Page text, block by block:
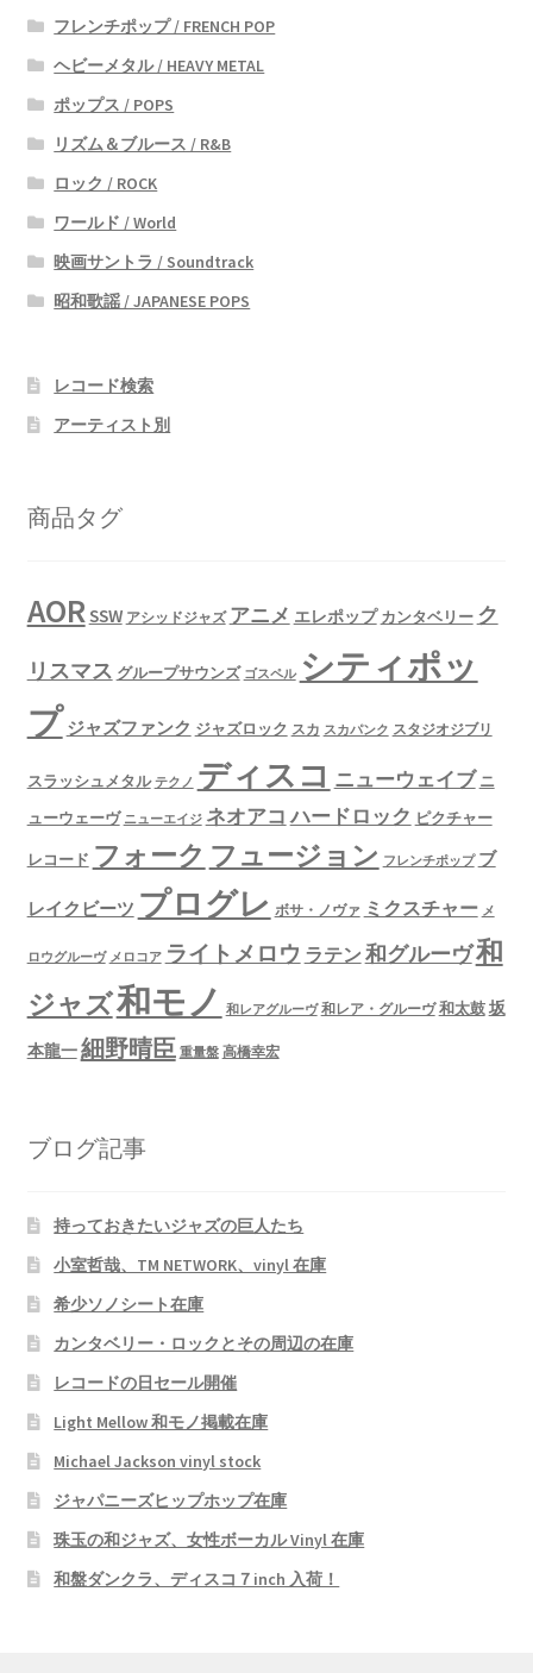
フレンチポップ / FRENCH POP
ヘビーメタル / HEAVY METAL
ポップス / POPS
リズム＆ブルース / R&B
ロック / ROCK
ワールド / World
映画サントラ / Soundtrack
昭和歌謡 / JAPANESE POPS
レコード検索
アーティスト別
商品タグ
AORSSW アシッドジャズ アニメ エレポップ カンタベリー ク
リスマス グループサウンズ ゴスペル シティポッ
プ ジャズファンク ジャズロック スカ スカパンク スタジオジブリ
スラッシュメタル テクノ ディスコ ニューウェイブ ニ
ューウェーヴ ニューエイジ ネオアコ ハードロック ピクチャー
レコード フォーク フュージョン フレンチポップ ブ
レイクビーツ プログレ ボサ・ノヴァ ミクスチャー メ
ロウグルーヴ メロコア ライトメロウ ラテン 和グルーヴ和
ジャズ和モノ 和レアグルーヴ 和レア・グルーヴ 和太鼓坂
本龍一細野晴臣 重量盤 高橋幸宏
ブログ記事
持っておきたいジャズの巨人たち
小室哲哉、TM NETWORK、vinyl 在庫
希少ソノシート在庫
カンタベリー・ロックとその周辺の在庫
レコードの日セール開催
Light Mellow 和モノ掲載在庫
Michael Jackson vinyl stock
ジャパニーズヒップホップ在庫
珠玉の和ジャズ、女性ボーカル Vinyl 在庫
和盤ダンクラ、ディスコ７inch 入荷！